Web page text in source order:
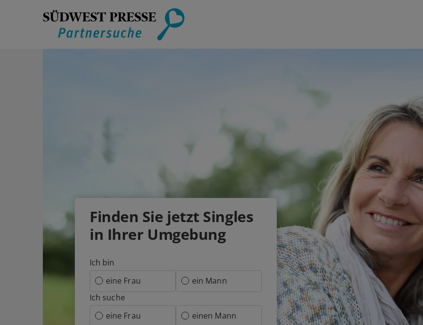
Finden Sie jetzt Singles
in Ihrer Umgebung
Ich bin
eine Frau
ein Mann
Ich suche
eine Frau
einen Mann